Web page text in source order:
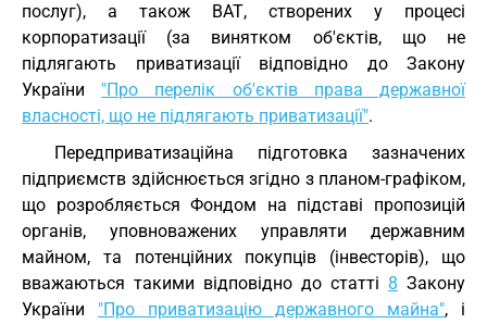
послуг), а також ВАТ, створених у процесі
корпоратизації (за винятком об'єктів, що не
підлягають приватизації відповідно до Закону
України "Про перелік об'єктів права державної
власності, що не підлягають приватизації".
Передприватизаційна підготовка зазначених
підприємств здійснюється згідно з планом-графіком,
що розробляється Фондом на підставі пропозицій
органів, уповноважених управляти державним
майном, та потенційних покупців (інвесторів), що
вважаються такими відповідно до статті 8 Закону
України "Про приватизацію державного майна", і